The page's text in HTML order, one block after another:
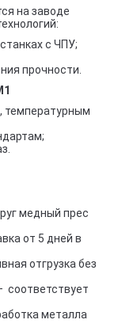
на заводе
с ЧПУ;
прочности.
температурным
медный прес
от 5 дней в
отгрузка без
соответствует
металла